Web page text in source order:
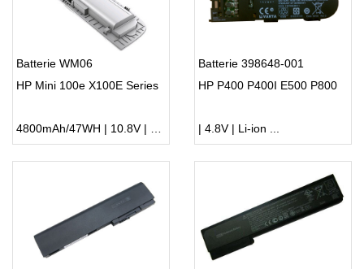
Batterie WM06
HP Mini 100e X100E Series
4800mAh/47WH | 10.8V | Li-ion ...
Batterie 398648-001
HP P400 P400I E500 P800
| 4.8V | Li-ion ...